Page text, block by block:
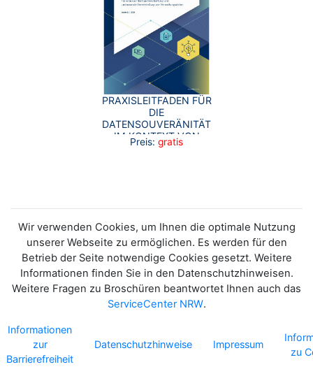
PRAXISLEITFADEN FÜR
DIE
DATENSOUVERÄNITÄT
IM KONTEXT VON
OPEN DATA
Preis: gratis
Wir verwenden Cookies, um Ihnen die optimale Nutzung
unserer Webseite zu ermöglichen. Es werden für den
Betrieb der Seite notwendige Cookies gesetzt. Weitere
Informationen finden Sie in den Datenschutzhinweisen.
Weitere Fragen zu Broschüren beantwortet Ihnen auch das
ServiceCenter NRW.
Informationen
zur
Barrierefreiheit
Datenschutzhinweise Impressum
zu